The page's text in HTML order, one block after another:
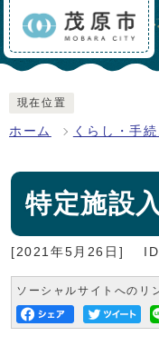
現在位置
ホーム くらし・手続
特定施設
[2021年5月26日]
ソーシャルサイトへのリ